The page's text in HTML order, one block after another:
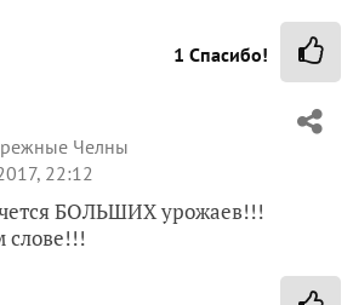
1 Спасибо!
Челны
22:12
БОЛЬШИХ урожаев!!!
слове!!!